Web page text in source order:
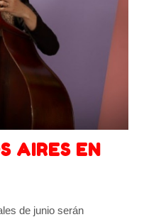
AIRES EN
de junio serán